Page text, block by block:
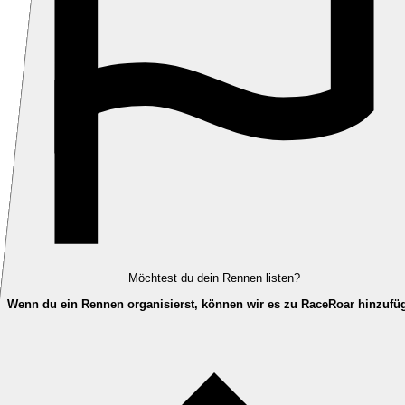
Möchtest du dein Rennen listen?
Wenn du ein Rennen organisierst, können wir es zu RaceRoar